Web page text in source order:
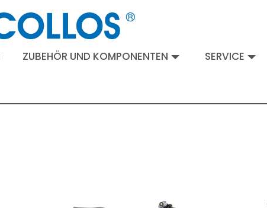
ZUBEHÖR UND KOMPONENTEN SERVICE